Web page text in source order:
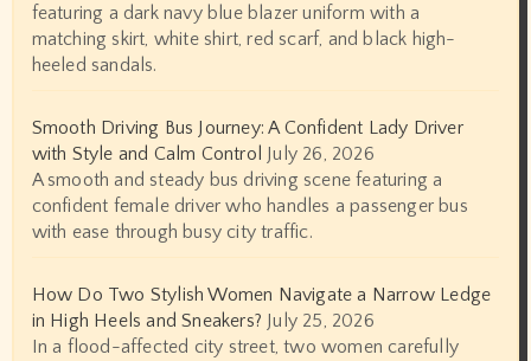
featuring a dark navy blue blazer uniform with a
matching skirt, white shirt, red scarf, and black high-
heeled sandals.
Smooth Driving Bus Journey: A Confident Lady Driver
with Style and Calm Control July 26, 2026
A smooth and steady bus driving scene featuring a
confident female driver who handles a passenger bus
with ease through busy city traffic.
How Do Two Stylish Women Navigate a Narrow Ledge
in High Heels and Sneakers? July 25, 2026
In a flood-affected city street, two women carefully